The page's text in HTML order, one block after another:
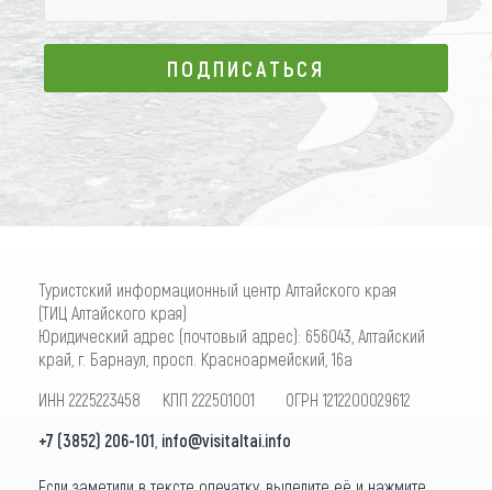
ПОДПИСАТЬСЯ
ПОДПИСАТЬСЯ
Туристский информационный центр Алтайского края
(ТИЦ Алтайского края)
Юридический адрес (почтовый адрес): 656043, Алтайский
край, г. Барнаул, просп. Красноармейский, 16а
ИНН 2225223458 КПП 222501001 ОГРН 1212200029612
+7 (3852) 206-101 info@visitaltai.info